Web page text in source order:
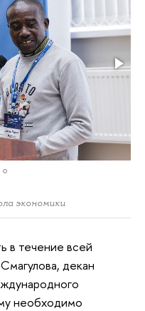
экономики
в течение всей
декан
необходимо